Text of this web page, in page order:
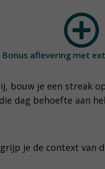
Bonus aflevering met
bouw je een streak
dag behoefte aan
je de context van